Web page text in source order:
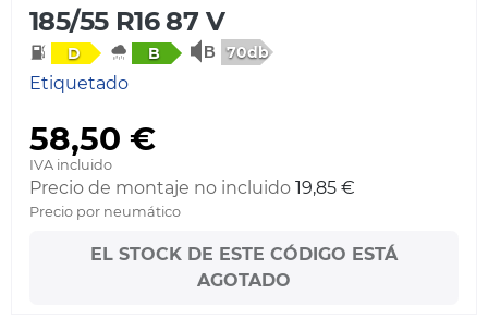
185/55 R16 87 V
D B 70db
Etiquetado
58,50 €
IVA incluido
Precio de montaje no incluido 19,85 €
Precio por neumático
EL STOCK DE ESTE CÓDIGO ESTÁ
AGOTADO